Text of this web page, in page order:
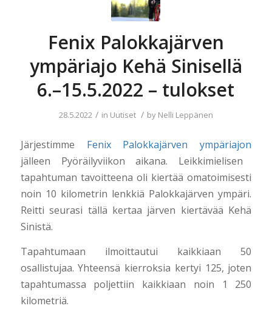
Fenix Palokkajärven
ympäriajo Kehä Sinisellä
6.–15.5.2022 – tulokset
28.5.2022 / in Uutiset / by Nelli Leppänen
Järjestimme Fenix Palokkajärven ympäriajon
jälleen Pyöräilyviikon aikana. Leikkimielisen
tapahtuman tavoitteena oli kiertääomatoimisesti
noin 10 kilometrin lenkkiä Palokkajärven ympäri.
Reitti seurasi tällä kertaa järven kiertävää Kehä
Sinistä.
Tapahtumaan ilmoittautui kaikkiaan 50
osallistujaa. Yhteensä kierroksia kertyi 125, joten
tapahtumassa poljettiin kaikkiaan noin 1 250
kilometriä.